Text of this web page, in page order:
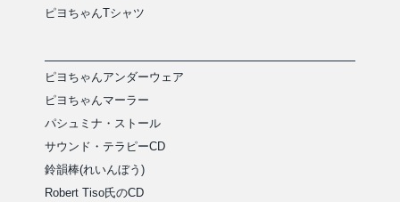
ピヨちゃんTシャツ
ピヨちゃんアンダーウェア
ピヨちゃんマーラー
パシュミナ・ストール
サウンド・テラピーCD
鈴韻棒(れいんぼう)
Robert Tiso氏のCD